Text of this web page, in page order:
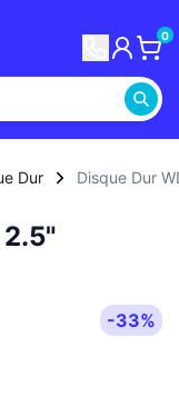
0
Dur Disque Dur
-33%